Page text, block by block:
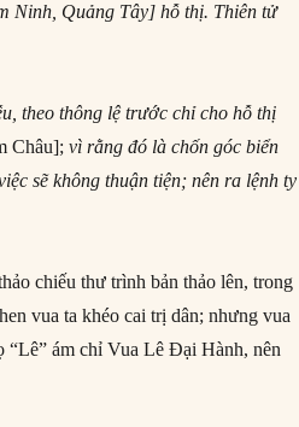
Ninh, Quảng Tây] hỗ thị. Thiên tử
theo thông lệ trước chỉ cho hỗ thị
Châu]; vì rằng đó là chốn góc biển
sẽ không thuận tiện; nên ra lệnh ty
chiếu thư trình bản thảo lên, trong
vua ta khéo cai trị dân; nhưng vua
“Lê” ám chỉ Vua Lê Đại Hành, nên